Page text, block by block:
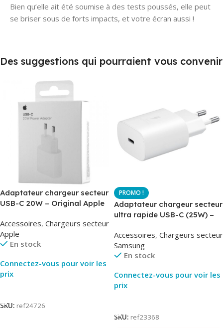
Bien qu’elle ait été soumise à des tests poussés, elle peut
se briser sous de forts impacts, et votre écran aussi !
Des suggestions qui pourraient vous convenir
Adaptateur chargeur secteur
USB-C 20W – Original Apple
Original
Accessoires, Chargeurs secteur
Apple
En stock
Connectez-vous pour voir les
prix
SKU: ref24726
Adaptateur chargeur secteur
ultra rapide USB-C (25W) –
EP-TA800
Accessoires, Chargeurs secteur
Samsung
En stock
Connectez-vous pour voir les
prix
SKU: ref23368